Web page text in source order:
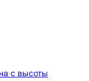
с высоты